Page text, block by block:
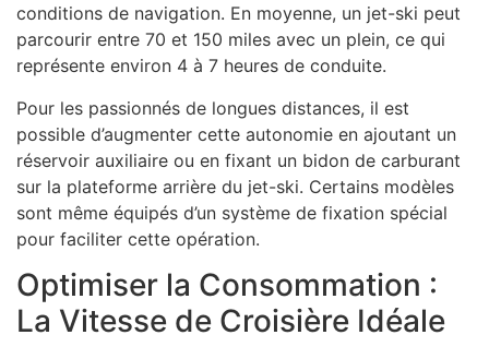
conditions de navigation. En moyenne, un jet-ski peut
parcourir entre 70 et 150 miles avec un plein, ce qui
représente environ 4 à 7 heures de conduite.
Pour les passionnés de longues distances, il est
possible d’augmenter cette autonomie en ajoutant un
réservoir auxiliaire ou en fixant un bidon de carburant
sur la plateforme arrière du jet-ski. Certains modèles
sont même équipés d’un système de fixation spécial
pour faciliter cette opération.
Optimiser la Consommation :
La Vitesse de Croisière Idéale